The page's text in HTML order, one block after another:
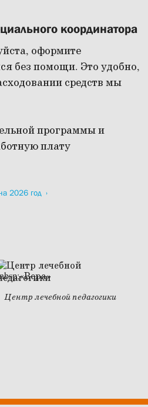
координатора
оформите
без помощи. Это удобно,
средств мы
программы и
плату
2026 год
Центр лечебной педагогики